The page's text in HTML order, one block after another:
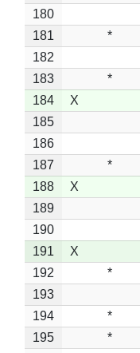
180
181
*
182
183
*
184
X
185
186
187
*
188
X
189
190
191
X
192
*
193
194
*
195
*